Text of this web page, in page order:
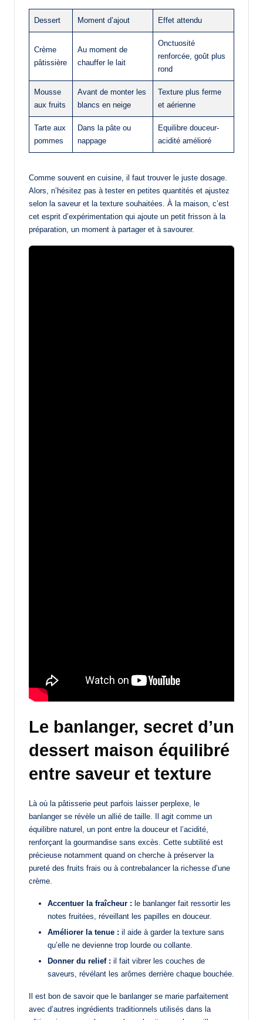
Dessert Moment d’ajout Effet attendu
Crème
pâtissière
Au moment de
chauffer le lait
Onctuosité
renforcée, goût plus
rond
Mousse
aux fruits
Avant de monter les
blancs en neige
Texture plus ferme
et aérienne
Tarte aux
pommes
Dans la pâte ou
nappage
Equilibre douceur-
acidité amélioré
Comme souvent en cuisine, il faut trouver le juste dosage.
Alors, n’hésitez pas à tester en petites quantités et ajustez
selon la saveur et la texture souhaitées. À la maison, c’est
cet esprit d’expérimentation qui ajoute un petit frisson à la
préparation, un moment à partager et à savourer.
Le banlanger, secret d’un
dessert maison équilibré
entre saveur et texture
Là où la pâtisserie peut parfois laisser perplexe, le
banlanger se révèle un allié de taille. Il agit comme un
équilibre naturel, un pont entre la douceur et l’acidité,
renforçant la gourmandise sans excès. Cette subtilité est
précieuse notamment quand on cherche à préserver la
pureté des fruits frais ou à contrebalancer la richesse d’une
crème.
Accentuer la fraîcheur : le banlanger fait ressortir les
notes fruitées, réveillant les papilles en douceur.
Améliorer la tenue : il aide à garder la texture sans
qu’elle ne devienne trop lourde ou collante.
Donner du relief : il fait vibrer les couches de
saveurs, révélant les arômes derrière chaque bouchée.
Il est bon de savoir que le banlanger se marie parfaitement
avec d’autres ingrédients traditionnels utilisés dans la